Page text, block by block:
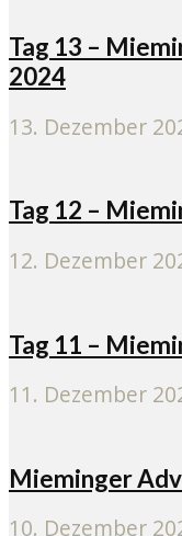
Tag 13 –
2024
13. Dezember
Tag 12 –
12. Dezember
Tag 11 –
11. Dezember
Mieminger
10. Dezember